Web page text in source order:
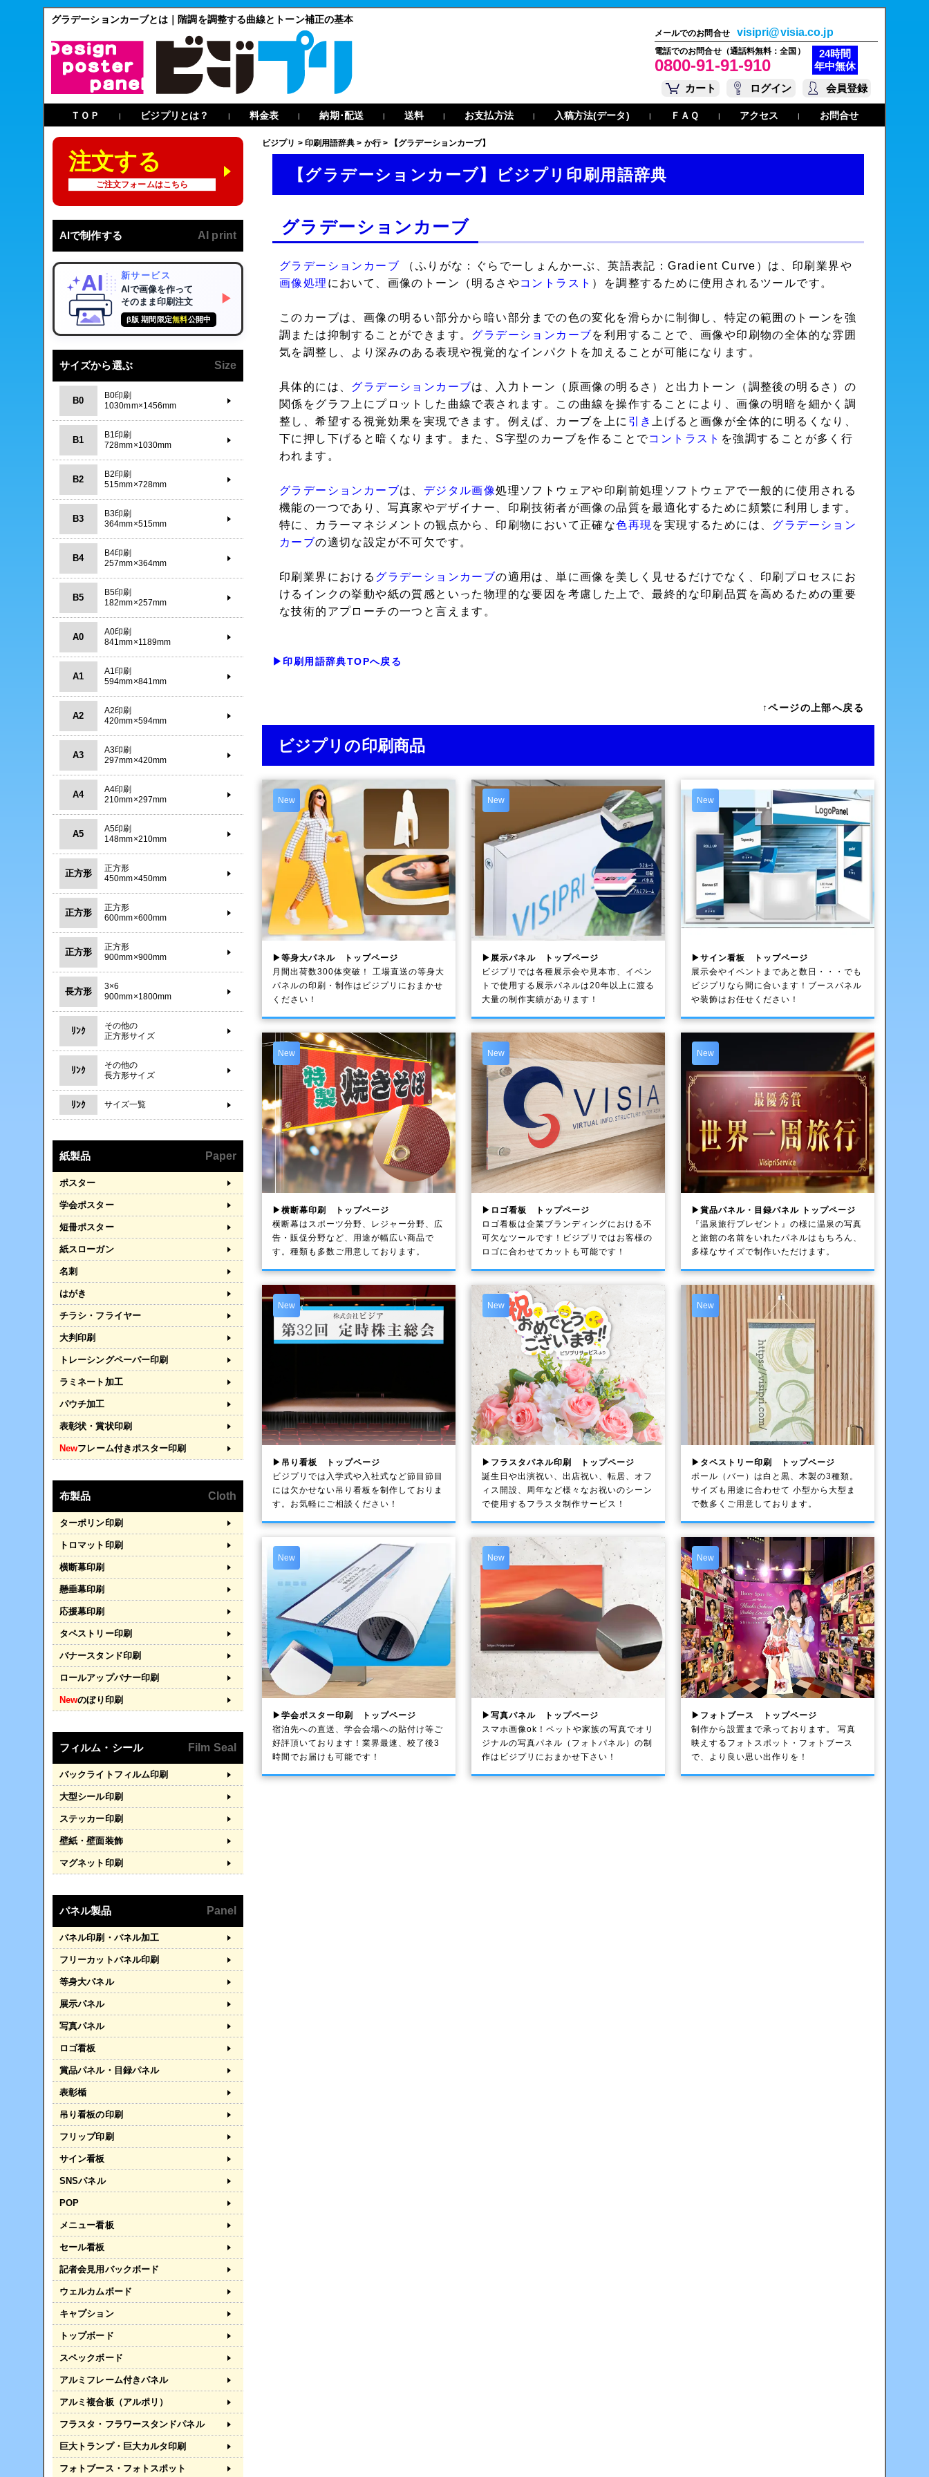
グラデーションカーブとは｜階調を調整する曲線とトーン補正の基本
メールでのお問合せ visipri@visia.co.jp
電話でのお問合せ（通話料無料：全国）
0800-91-91-910
24時間
年中無休
カート
ログイン 会員登録
ＴＯＰ | ビジプリとは？ | 料金表 | 納期･配送 | 送料 | お支払方法 | 入稿方法(データ) | ＦＡＱ | アクセス | お問合せ
ビジプリ > 印刷用語辞典 > か行> 【グラデーションカーブ】
【グラデーションカーブ】ビジプリ印刷用語辞典
グラデーションカーブ
グラデーションカーブ （ふりがな：ぐらでーしょんかーぶ、英語表記：Gradient Curve）は、印刷業界や
画像処理 において、画像のトーン（明るさやコントラスト ）を調整するために使用されるツールです。
このカーブは、画像の明るい部分から暗い部分までの色の変化を滑らかに制御し、特定の範囲のトーンを強
調または抑制することができます。 グラデーションカーブを利用することで、画像や印刷物の全体的な雰囲
気を調整し、より深みのある表現や視覚的なインパクトを加えることが可能になります。
具体的には、 グラデーションカーブは、入力トーン（原画像の明るさ）と出力トーン（調整後の明るさ）の
関係をグラフ上にプロットした曲線で表されます。この曲線を操作することにより、画像の明暗を細かく調
整し、希望する視覚効果を実現できます。例えば、カーブを上に 引き
上げると画像が全体的に明るくなり、
下に押し下げると暗くなります。また、S字型のカーブを作ることでコントラスト を強調することが多く行
われます。
グラデーションカーブは、 デジタル画像処理ソフトウェアや印刷前処理ソフトウェアで一般的に使用される
機能の一つであり、写真家やデザイナー、印刷技術者が画像の品質を最適化するために頻繁に利用します。
特に、カラーマネジメントの観点から、印刷物において正確な色再現 を実現するためには、 グラデーション
カーブの適切な設定が不可欠です。
印刷業界における グラデーションカーブの適用は、単に画像を美しく見せるだけでなく、印刷プロセスにお
けるインクの挙動や紙の質感といった物理的な要因を考慮した上で、最終的な印刷品質を高めるための重要
な技術的アプローチの一つと言えます。
▶印刷用語辞典TOPへ戻る
↑ページの上部へ戻る
ビジプリの印刷商品
New
▶等身大パネル トップページ
月間出荷数300体突破！ 工場直送の等身大
パネルの印刷・制作は ビジプリ におまかせ
ください！
New
▶展示パネル トップページ
ビジプリでは各種展示会や見本市、イベン
トで使用する展示パネルは20年以上に渡る
大量の制作実績があります！
New
▶サイン看板 トップページ
展示会やイベントまであと数日・・・でも
ビジプリなら間に合います！ブースパネル
や装飾はお任せください！
New
▶横断幕印刷 トップページ
横断幕はスポーツ分野、レジャー分野、広
告・販促分野など、用途が幅広い商品で
す。種類も多数ご用意しております。
New
▶ロゴ看板 トップページ
ロゴ看板は企業ブランディングにおける不
可欠なツールです！ビジプリではお客様の
ロゴに合わせてカットも可能です！
New
▶賞品パネル・目録パネル トップページ
『温泉旅行プレゼント』の様に温泉の写真
と旅館の名前をいれたパネルはもちろん、
多様なサイズで制作いただけます。
New
▶吊り看板 トップページ
ビジプリでは入学式や入社式など節目節目
には欠かせない吊り看板を制作しておりま
す。お気軽にご相談ください！
New
▶フラスタパネル印刷 トップページ
誕生日や出演祝い、出店祝い、転居、オフ
ィス開設、周年など様々なお祝いのシーン
で使用するフラスタ制作サービス！
New
▶タペストリー印刷 トップページ
ポール（バー）は白と黒、木製の3種類。
サイズも用途に合わせて 小型から大型ま
で数多くご用意しております。
New
▶学会ポスター印刷 トップページ
宿泊先への直送、学会会場への貼付け等ご
好評頂いております！業界最速、校了後3
時間でお届けも可能です！
New
▶写真パネル トップページ
スマホ画像ok！ペットや家族の写真でオリ
ジナルの写真パネル（フォトパネル）の制
作はビジプリにおまかせ下さい！
New
▶フォトブース トップページ
制作から設置まで承っております。 写真
映えするフォトスポット・フォトブース
で、より良い思い出作りを！
注文する
ご注文フォームはこちら
AIで制作する AI print
新サービス
AIで画像を作って
そのまま印刷注文
β版 期間限定無料公開中
▶
サイズから選ぶ Size
B0
B0印刷
1030mm×1456mm
B1
B1印刷
728mm×1030mm
B2
B2印刷
515mm×728mm
B3
B3印刷
364mm×515mm
B4
B4印刷
257mm×364mm
B5
B5印刷
182mm×257mm
A0
A0印刷
841mm×1189mm
A1
A1印刷
594mm×841mm
A2
A2印刷
420mm×594mm
A3
A3印刷
297mm×420mm
A4
A4印刷
210mm×297mm
A5
A5印刷
148mm×210mm
正方形
正方形
450mm×450mm
正方形
正方形
600mm×600mm
正方形
正方形
900mm×900mm
長方形
3×6
900mm×1800mm
ﾘﾝｸ
その他の
正方形サイズ
ﾘﾝｸ
その他の
長方形サイズ
ﾘﾝｸ サイズ一覧
紙製品 Paper
ポスター
学会ポスター
短冊ポスター
紙スローガン
名刺
はがき
チラシ・フライヤー
大判印刷
トレーシングペーパー印刷
ラミネート加工
パウチ加工
表彰状・賞状印刷
Newフレーム付きポスター印刷
布製品 Cloth
ターポリン印刷
トロマット印刷
横断幕印刷
懸垂幕印刷
応援幕印刷
タペストリー印刷
バナースタンド印刷
ロールアップバナー印刷
Newのぼり印刷
フィルム・シール Film Seal
バックライトフィルム印刷
大型シール印刷
ステッカー印刷
壁紙・壁面装飾
マグネット印刷
パネル製品 Panel
パネル印刷・パネル加工
フリーカットパネル印刷
等身大パネル
展示パネル
写真パネル
ロゴ看板
賞品パネル・目録パネル
表彰楯
吊り看板の印刷
フリップ印刷
サイン看板
SNSパネル
POP
メニュー看板
セール看板
記者会見用バックボード
ウェルカムボード
キャプション
トップボード
スペックボード
アルミフレーム付きパネル
アルミ複合板（アルポリ）
フラスタ・フラワースタンドパネル
巨大トランプ・巨大カルタ印刷
フォトブース・フォトスポット